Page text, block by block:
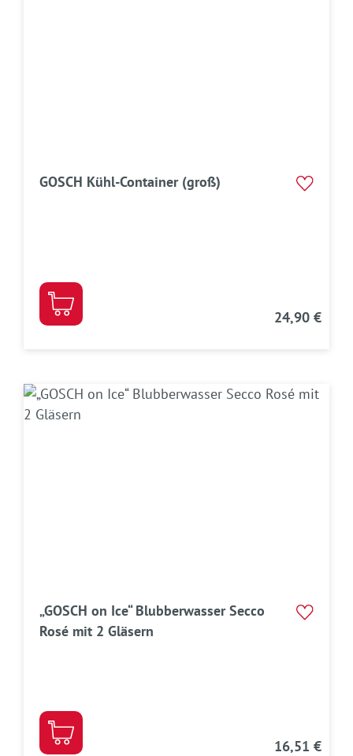
GOSCH Kühl-Container (groß)
24,90 €
„GOSCH on Ice“ Blubberwasser Secco
Rosé mit 2 Gläsern
16,51 €